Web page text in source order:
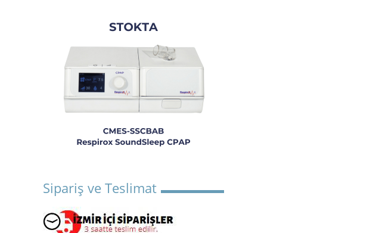
Sipariş ve Teslimat